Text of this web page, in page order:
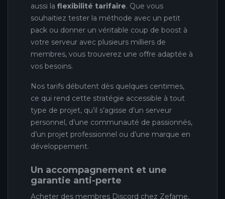
aussi la flexibilité tarifaire. Que vous
souhaitiez tester la méthode avec un petit
pack ou donner un véritable coup de boost à
votre serveur avec plusieurs milliers de
membres, vous trouverez une offre adaptée à
vos besoins.
Nos tarifs débutent dès quelques centimes,
ce qui rend cette stratégie accessible à tout
type de projet, qu’il s’agisse d’un serveur
personnel, d’une communauté de passionnés,
d’un projet professionnel ou d’une marque en
développement.
Un accompagnement et une
garantie anti-perte
Acheter des membres Discord chez Zefame,